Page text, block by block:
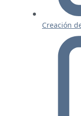
Creación